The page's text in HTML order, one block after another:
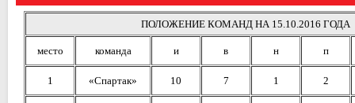
ПОЛОЖЕНИЕ КОМАНД НА 15.10.2016 ГОДА
место команда и в н п
1 «Спартак» 10 7 1 2